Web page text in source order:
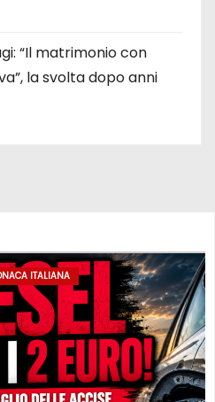
“Il matrimonio con
la svolta dopo anni
ITALIANA